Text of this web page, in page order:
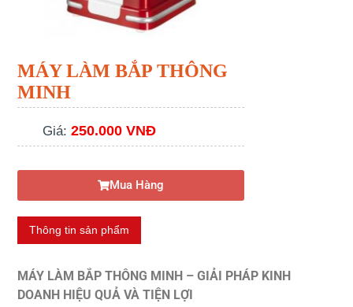
MÁY LÀM BẮP THÔNG
MINH
Giá: 250.000 VNĐ
Mua Hàng
Thông tin sản phẩm
MÁY LÀM BẮP THÔNG MINH – GIẢI PHÁP KINH
DOANH HIỆU QUẢ VÀ TIỆN LỢI